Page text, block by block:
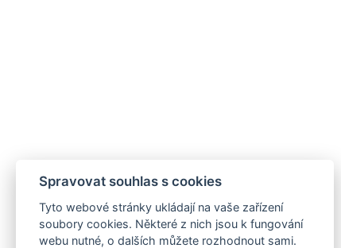
Spravovat souhlas s cookies
Tyto webové stránky ukládají na vaše zařízení
soubory cookies. Některé z nich jsou k fungování
webu nutné, o dalších můžete rozhodnout sami.